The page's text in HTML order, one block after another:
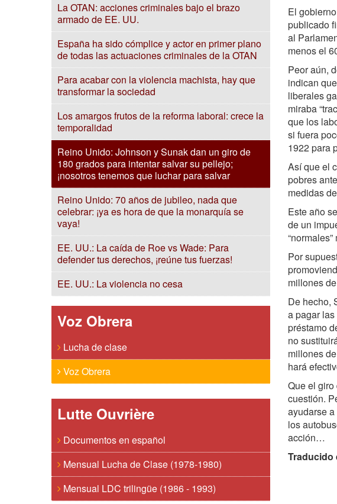
La OTAN: acciones criminales bajo el brazo
armado de EE. UU.
España ha sido cómplice y actor en primer plano
de todas las actuaciones criminales de la OTAN
Para acabar con la violencia machista, hay que
transformar la sociedad
Los amargos frutos de la reforma laboral: crece la
temporalidad
Reino Unido: Johnson y Sunak dan un giro de
180 grados para intentar salvar su pellejo;
¡nosotros tenemos que luchar para salvar
Reino Unido: 70 años de jubileo, nada que
celebrar: ¡ya es hora de que la monarquía se
vaya!
EE. UU.: La caída de Roe vs Wade: Para
defender tus derechos, ¡reúne tus fuerzas!
EE. UU.: La violencia no cesa
Voz Obrera
Lucha de clase
Voz Obrera
Lutte Ouvrière
Documentos en español
Mensual Lucha de Clase (1978-1980)
Mensual LDC trilingüe (1986 - 1993)
El
publicado
al
menos el
Peor aún,
indican
liberales
miraba
que los
si fuera
1922 para
Así que el
pobres
medidas
Este año
de un
Por
millones
De hecho,
a pagar
préstamo
no
millones
hará
Que el
cuestión.
ayudarse
los
acción…
Traducido